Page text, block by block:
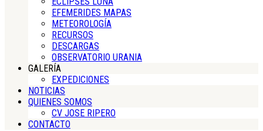
EFEMERIDES MAPAS
METEOROLOGÍA
RECURSOS
DESCARGAS
OBSERVATORIO URANIA
GALERÍA
EXPEDICIONES
NOTICIAS
QUIENES SOMOS
CV JOSE RIPERO
CONTACTO